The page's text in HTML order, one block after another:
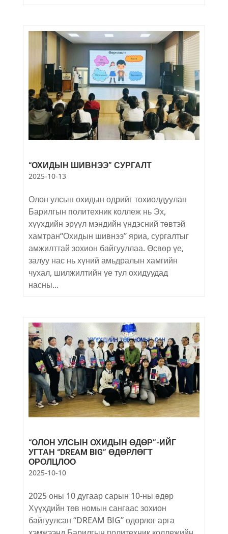
“ОХИДЫН ШИВНЭЭ” СУРГАЛТ
2025-10-13
Олон улсын охидын өдрийг тохиолдуулан
Барилгын политехник коллеж нь Эх,
хүүхдийн эрүүл мэндийн үндэсний төвтэй
хамтран“Охидын шивнээ” яриа, сургалтыг
амжилттай зохион байгууллаа. Өсвөр үе,
залуу нас нь хүний амьдралын хамгийн
чухал, шилжилтийн үе тул охидуудад
насны...
“ОЛОН УЛСЫН ОХИДЫН ӨДӨР”-ИЙГ
УГТАН “DREAM BIG” ӨДӨРЛӨГТ
ОРОЛЦЛОО
2025-10-10
2025 оны 10 дугаар сарын 10-ны өдөр
Хүүхдийн төв номын сангаас зохион
байгуулсан “DREAM BIG” өдөрлөг арга